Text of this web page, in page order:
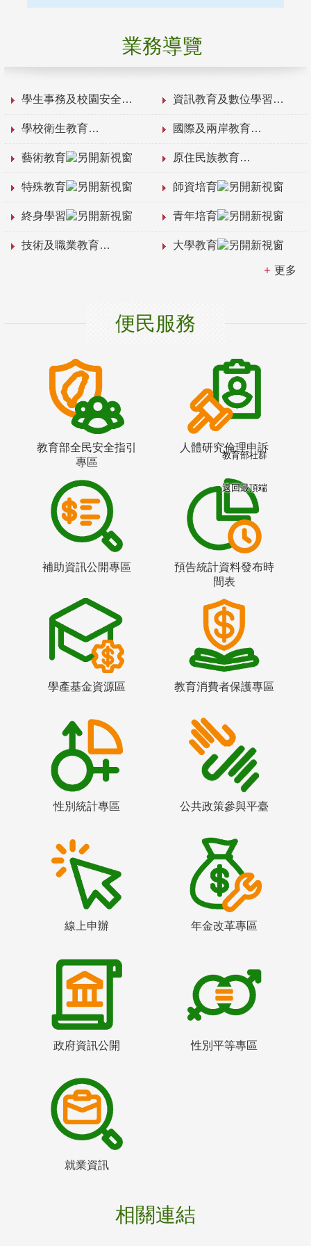
業務導覽
學生事務及校園安全 資訊教育及數位學習
學校衛生教育 國際及兩岸教育
藝術教育 原住民族教育
特殊教育 師資培育
終身學習 青年培育
技術及職業教育 大學教育
更多
便民服務
教育部全民安全指引
專區
人體研究倫理申訴
補助資訊公開專區
預告統計資料發布時
間表
學產基金資源區 教育消費者保護專區
性別統計專區 公共政策參與平臺
線上申辦 年金改革專區
政府資訊公開 性別平等專區
就業資訊
相關連結
教育部社群
返回最頂端